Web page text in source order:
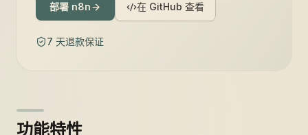
部署 n8n 在 GitHub 查看
7 天退款保证
功能特性